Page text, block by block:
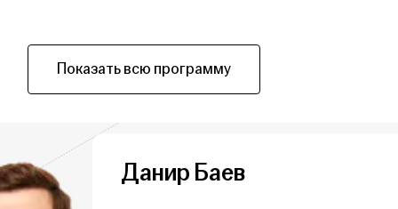
Показать всю программу
Данир Баев